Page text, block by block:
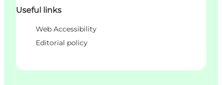
Useful links
Web Accessibility
Editorial policy